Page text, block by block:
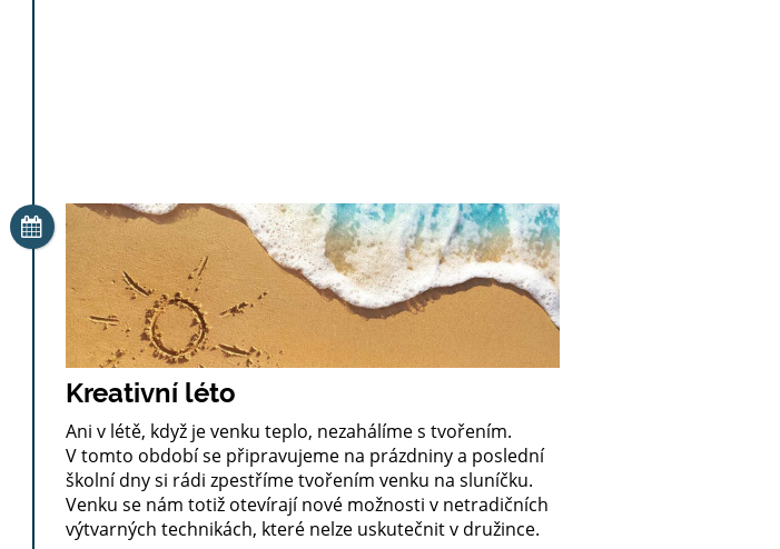
Kreativní léto
Ani v létě, když je venku teplo, nezahálíme s tvořením.
V tomto období se připravujeme na prázdniny a poslední
školní dny si rádi zpestříme tvořením venku na sluníčku.
Venku se nám totiž otevírají nové možnosti v netradičních
výtvarných technikách, které nelze uskutečnit v družince.